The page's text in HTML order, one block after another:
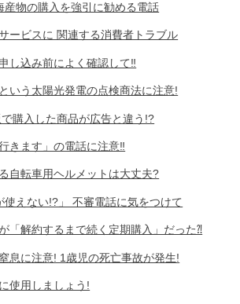
産物の購入を強引に勧める電話
ービスに 関連する消費者トラブル
し込み前によく確認して‼
いう太陽光発電の点検商法に注意!
購入した商品が広告と違う!?
きます」の電話に注意‼
自転車用ヘルメットは大丈夫?
使えない!?」 不審電話に気をつけて
「解約するまで続く定期購入」だった⁈
息に注意! 1歳児の死亡事故が発生!
使用しましょう!